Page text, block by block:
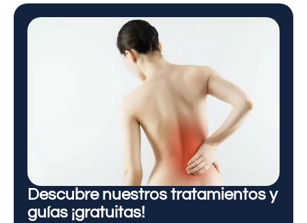
Descubre nuestros tratamientos y
guías ¡gratuitas!